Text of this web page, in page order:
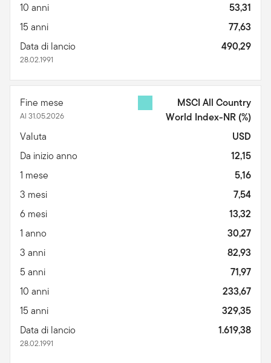
10 anni
53,31
15 anni
77,63
Data di lancio
28.02.1991
490,29
Fine mese
Al 31.05.2026
MSCI All Country
World Index-NR (%)
Valuta
USD
Da inizio anno
12,15
1 mese
5,16
3 mesi
7,54
6 mesi
13,32
1 anno
30,27
3 anni
82,93
5 anni
71,97
10 anni
233,67
15 anni
329,35
Data di lancio
28.02.1991
1.619,38